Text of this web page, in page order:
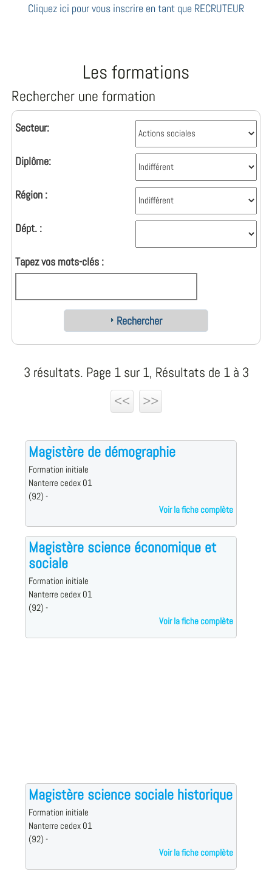
Cliquez ici pour vous inscrire en tant que RECRUTEUR
Les formations
Rechercher une formation
Secteur:
Diplôme:
Région :
Dépt. :
Tapez vos mots-clés :
Rechercher
3 résultats. Page 1 sur 1, Résultats de 1 à 3
<<
>>
Magistère de démographie
Formation initiale
Nanterre cedex 01
(92) -
Voir la fiche complète
Magistère science économique et
sociale
Formation initiale
Nanterre cedex 01
(92) -
Voir la fiche complète
Magistère science sociale historique
Formation initiale
Nanterre cedex 01
(92) -
Voir la fiche complète